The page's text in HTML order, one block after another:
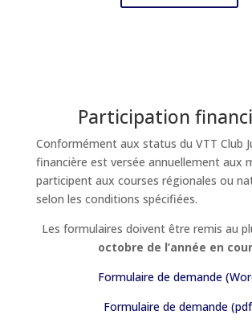
Participation
Conformément aux status du VTT Club
financière est versée annuellement aux
participent aux courses régionales ou
selon les conditions spécifiées.
Les formulaires doivent être remis au
octobre de l’année en
Formulaire de demande
Formulaire de demande